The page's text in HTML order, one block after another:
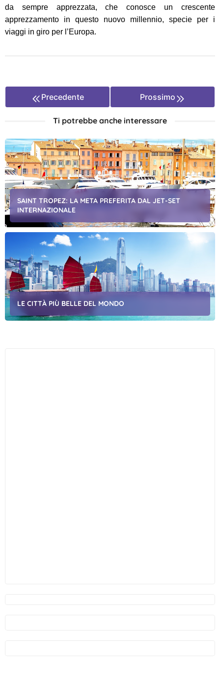
da sempre apprezzata, che conosce un crescente
apprezzamento in questo nuovo millennio, specie per i
viaggi in giro per l’Europa.
Precedente Prossimo
Ti potrebbe anche interessare
SAINT TROPEZ: LA META PREFERITA DAL JET-SET
INTERNAZIONALE
LE CITTÀ PIÙ BELLE DEL MONDO